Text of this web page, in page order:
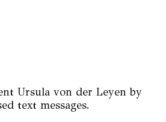
Ursula von der Leyen by
text messages.